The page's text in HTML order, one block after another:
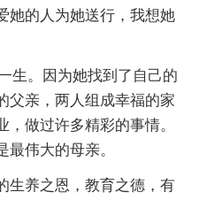
她的人为她送行，我想她
生。因为她找到了自己的
亲，两人组成幸福的家
做过许多精彩的事情。
伟大的母亲。
生养之恩，教育之德，有